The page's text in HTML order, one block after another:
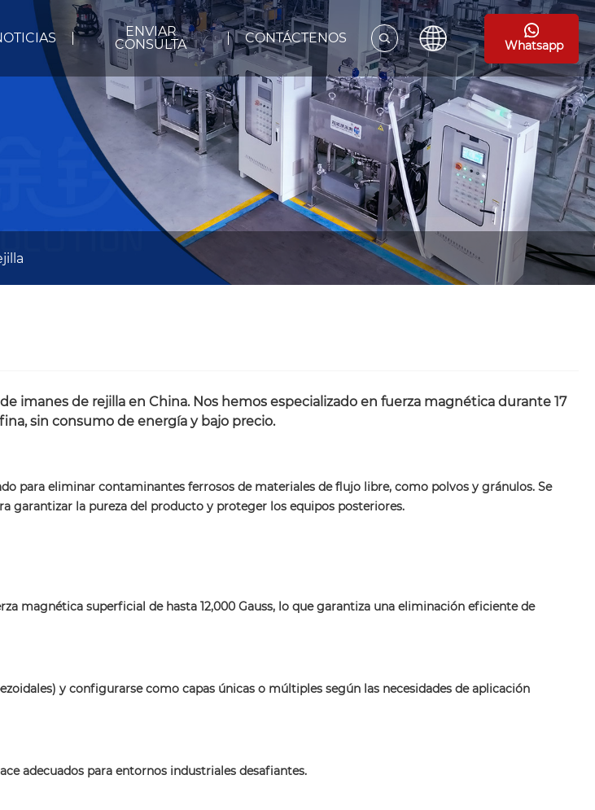
ENVIAR
CONSULTA
CONTÁCTENOS Whatsapp
imanes de rejilla en China. Nos hemos especializado en fuerza magnética durante 17
sin consumo de energía y bajo precio.
para eliminar contaminantes ferrosos de materiales de flujo libre, como polvos y gránulos. Se
garantizar la pureza del producto y proteger los equipos posteriores.
magnética superficial de hasta 12,000 Gauss, lo que garantiza una eliminación eficiente de
y configurarse como capas únicas o múltiples según las necesidades de aplicación
adecuados para entornos industriales desafiantes.